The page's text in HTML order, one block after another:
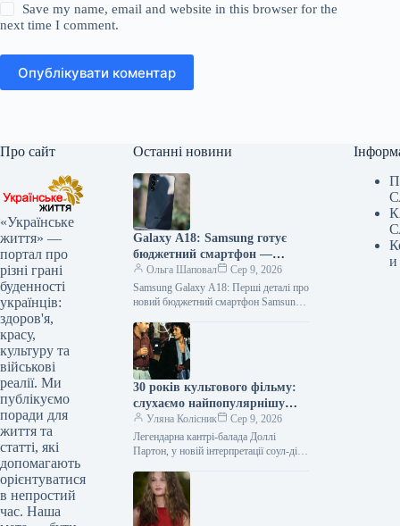
Save my name, email and website in this browser for the
next time I comment.
Опублікувати коментар
Про сайт
«Українське
життя» —
портал про
різні грані
буденності
українців:
здоров'я,
красу,
культуру та
військові
реалії. Ми
публікуємо
поради для
життя та
статті, які
допомагають
орієнтуватися
в непростий
час. Наша
Останні новини
Galaxy A18: Samsung готує
бюджетний смартфон —
перші результати тестів
Ольга Шаповал
Сер 9, 2026
Samsung Galaxy A18: Перші деталі про
новий бюджетний смартфон Samsung,
представить нову модель у своїй
бюджетній…
30 років культового фільму:
слухаємо найпопулярнішу
пісню з 1,3 млрд переглядів
Уляна Колісник
Сер 9, 2026
Легендарна кантрі-балада Доллі
Партон, у новій інтерпретації соул-діви
найуспішнішого саундтреку світу,
продавши приголомшливі 44 мільйони
копій.…
и